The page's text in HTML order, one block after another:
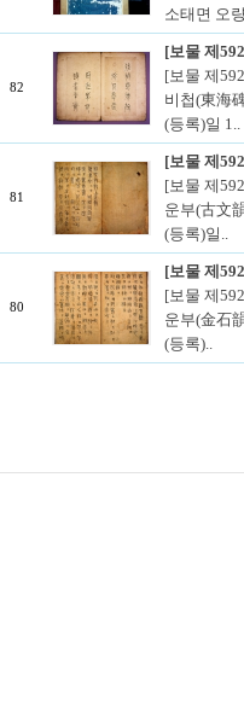
소태면 오
82
[보물 제
[보물 제
비첩(東海
(등록)일 1..
81
[보물 제
[보물 제
운부(古文
(등록)일..
80
[보물 제
[보물 제
운부(金石
(등록)..